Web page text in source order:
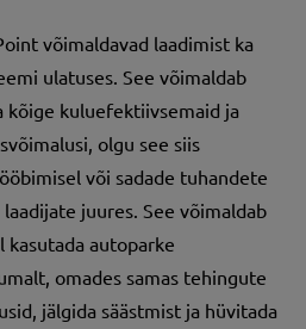
võimaldavad laadimist ka
ulatuses. See võimaldab
kuluefektiivsemaid ja
olgu see siis
või sadade tuhandete
juures. See võimaldab
autoparke
omades samas tehingute
jälgida säästmist ja hüvitada